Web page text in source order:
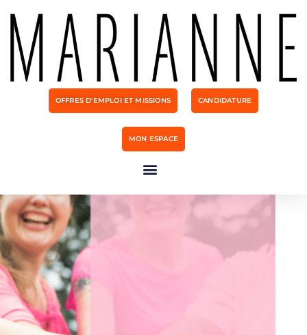
OFFRES D'EMPLOI ET MISSIONS CANDIDATURE
MON ESPACE